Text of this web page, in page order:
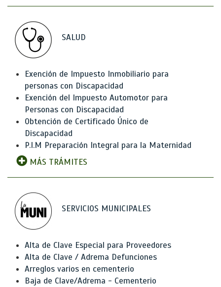
SALUD
Exención de Impuesto Inmobiliario para
personas con Discapacidad
Exención del Impuesto Automotor para
Personas con Discapacidad
Obtención de Certificado Único de
Discapacidad
P.I.M Preparación Integral para la Maternidad
MÁS TRÁMITES
SERVICIOS MUNICIPALES
Alta de Clave Especial para Proveedores
Alta de Clave / Adrema Defunciones
Arreglos varios en cementerio
Baja de Clave/Adrema - Cementerio